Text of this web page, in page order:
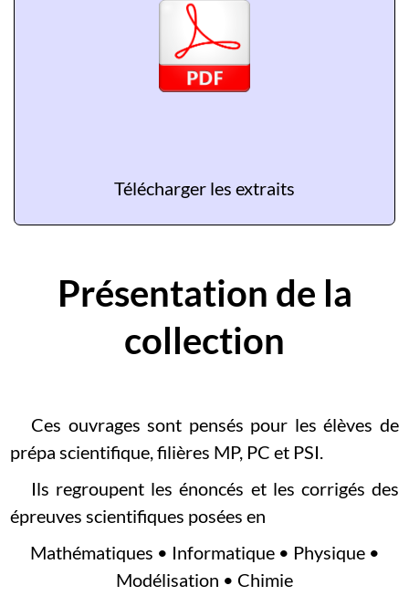
Télécharger les extraits
Présentation de la
collection
Ces ouvrages sont pensés pour les élèves de
prépa scientifique, filières MP, PC et PSI.
Ils regroupent les énoncés et les corrigés des
épreuves scientifiques posées en
Mathématiques • Informatique • Physique •
Modélisation • Chimie